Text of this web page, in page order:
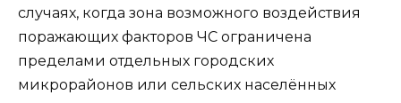
случаях, когда зона возможного воздействия
поражающих факторов ЧС ограничена
пределами отдельных городских
микрорайонов или сельских населённых